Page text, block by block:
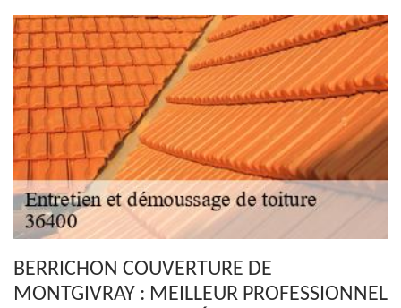
BERRICHON COUVERTURE DE
MONTGIVRAY : MEILLEUR PROFESSIONNEL